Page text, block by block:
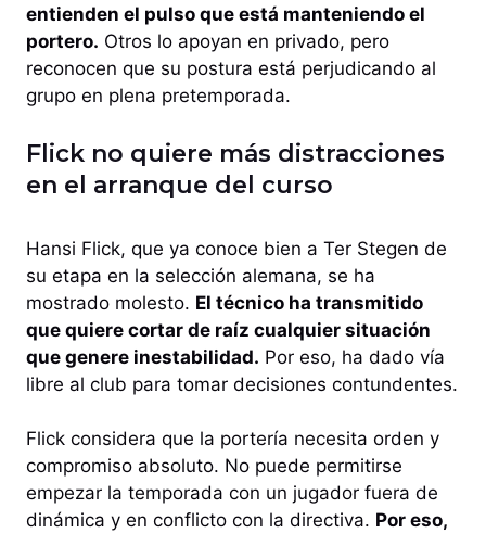
entienden el pulso que está manteniendo el
portero. Otros lo apoyan en privado, pero
reconocen que su postura está perjudicando al
grupo en plena pretemporada.
Flick no quiere más distracciones
en el arranque del curso
Hansi Flick, que ya conoce bien a Ter Stegen de
su etapa en la selección alemana, se ha
mostrado molesto. El técnico ha transmitido
que quiere cortar de raíz cualquier situación
que genere inestabilidad. Por eso, ha dado vía
libre al club para tomar decisiones contundentes.
Flick considera que la portería necesita orden y
compromiso absoluto. No puede permitirse
empezar la temporada con un jugador fuera de
dinámica y en conflicto con la directiva. Por eso,